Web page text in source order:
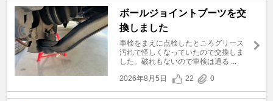
ボールジョイントブーツを交
換しました
車検をまえに点検したところグリース
汚れで怪しくなっていたので交換しま
した。破れもないので車検は通る ...
2026年8月5日
22 0